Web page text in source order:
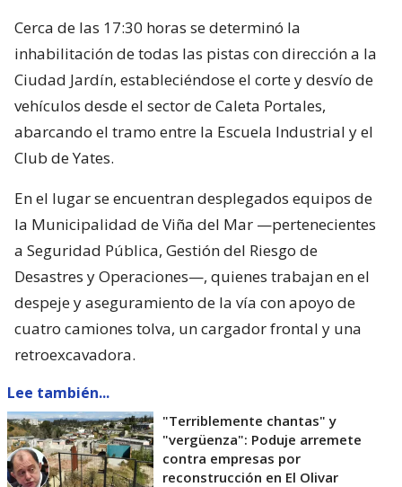
Cerca de las 17:30 horas se determinó la
inhabilitación de todas las pistas con dirección a la
Ciudad Jardín, estableciéndose el corte y desvío de
vehículos desde el sector de Caleta Portales,
abarcando el tramo entre la Escuela Industrial y el
Club de Yates.
En el lugar se encuentran desplegados equipos de
la Municipalidad de Viña del Mar —pertenecientes
a Seguridad Pública, Gestión del Riesgo de
Desastres y Operaciones—, quienes trabajan en el
despeje y aseguramiento de la vía con apoyo de
cuatro camiones tolva, un cargador frontal y una
retroexcavadora.
Lee también...
"Terriblemente chantas" y
"vergüenza": Poduje arremete
contra empresas por
reconstrucción en El Olivar